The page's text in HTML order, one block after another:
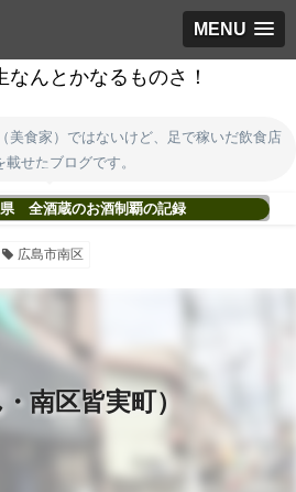
MENU
なんとかなるものさ！
美食家）ではないけど、足で稼いだ飲食店
載せたブログです。
全酒蔵のお酒制覇の記録
広島市南区
南区皆実町）